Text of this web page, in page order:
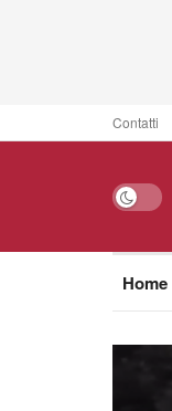
Contatti
Home